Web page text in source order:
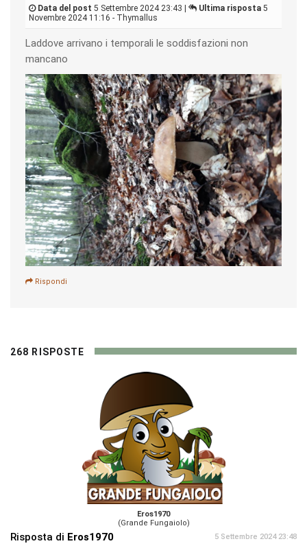
Data del post 5 Settembre 2024 23:43 | Ultima risposta 5
Novembre 2024 11:16 - Thymallus
Laddove arrivano i temporali le soddisfazioni non
mancano
Rispondi
268 RISPOSTE
Eros1970
(Grande Fungaiolo)
Risposta di Eros1970 5 Settembre 2024 23:48